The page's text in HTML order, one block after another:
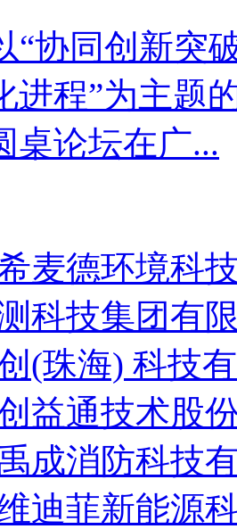
“协同创新突
进程”为主题
桌论坛在广...
麦德环境科
科技集团有
(珠海) 科技
益通技术股
成消防科技
迪菲新能源